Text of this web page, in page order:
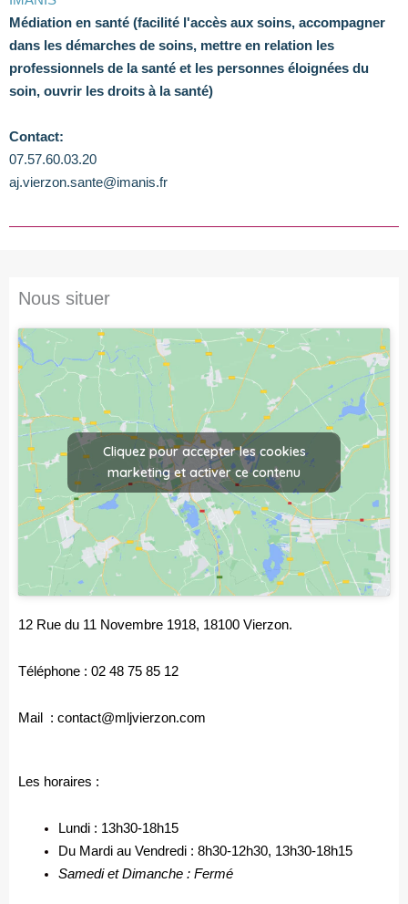
Médiation en santé (facilité l'accès aux soins, accompagner
dans les démarches de soins, mettre en relation les
professionnels de la santé et les personnes éloignées du
soin, ouvrir les droits à la santé)
Contact:
07.57.60.03.20
aj.vierzon.sante@imanis.fr
Nous situer
Cliquez pour accepter les cookies
marketing et activer ce contenu
12 Rue du 11 Novembre 1918, 18100 Vierzon.
Téléphone : 02 48 75 85 12
Mail : contact@mljvierzon.com
Les horaires :
Lundi : 13h30-18h15
Du Mardi au Vendredi : 8h30-12h30, 13h30-18h15
Samedi et Dimanche : Fermé